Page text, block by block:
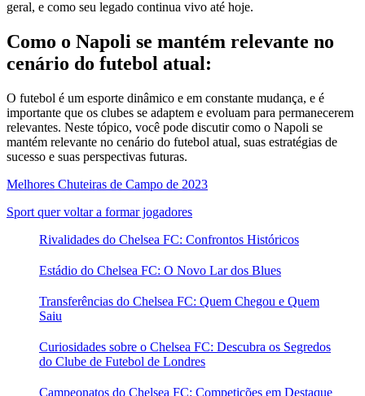
geral, e como seu legado continua vivo até hoje.
Como o Napoli se mantém relevante no
cenário do futebol atual:
O futebol é um esporte dinâmico e em constante mudança, e é
importante que os clubes se adaptem e evoluam para permanecerem
relevantes. Neste tópico, você pode discutir como o Napoli se
mantém relevante no cenário do futebol atual, suas estratégias de
sucesso e suas perspectivas futuras.
Melhores Chuteiras de Campo de 2023
Sport quer voltar a formar jogadores
Rivalidades do Chelsea FC: Confrontos Históricos
Estádio do Chelsea FC: O Novo Lar dos Blues
Transferências do Chelsea FC: Quem Chegou e Quem
Saiu
Curiosidades sobre o Chelsea FC: Descubra os Segredos
do Clube de Futebol de Londres
Campeonatos do Chelsea FC: Competições em Destaque